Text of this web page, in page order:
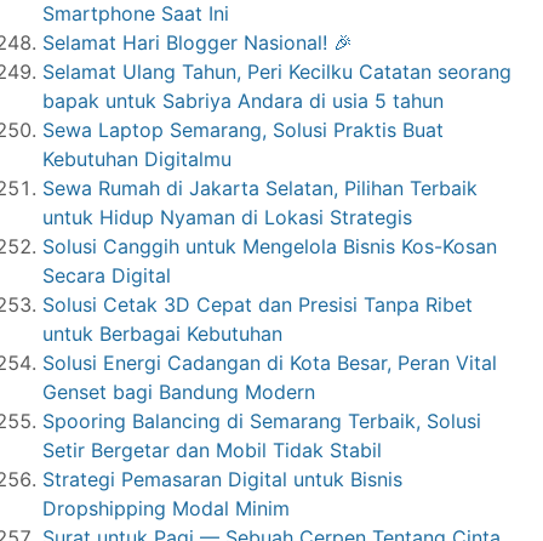
Smartphone Saat Ini
Selamat Hari Blogger Nasional! 🎉
Selamat Ulang Tahun, Peri Kecilku Catatan seorang
bapak untuk Sabriya Andara di usia 5 tahun
Sewa Laptop Semarang, Solusi Praktis Buat
Kebutuhan Digitalmu
Sewa Rumah di Jakarta Selatan, Pilihan Terbaik
untuk Hidup Nyaman di Lokasi Strategis
Solusi Canggih untuk Mengelola Bisnis Kos-Kosan
Secara Digital
Solusi Cetak 3D Cepat dan Presisi Tanpa Ribet
untuk Berbagai Kebutuhan
Solusi Energi Cadangan di Kota Besar, Peran Vital
Genset bagi Bandung Modern
Spooring Balancing di Semarang Terbaik, Solusi
Setir Bergetar dan Mobil Tidak Stabil
Strategi Pemasaran Digital untuk Bisnis
Dropshipping Modal Minim